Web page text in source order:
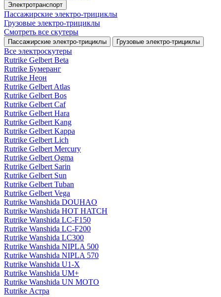
Электротранспорт
Пассажирские электро‑трициклы
Грузовые электро‑трициклы
Смотреть все скутеры
Пассажирские электро‑трициклы Грузовые электро‑трициклы
Все электро­скутеры
Rutrike Gelbert Beta
Rutrike Бумеранг
Rutrike Неон
Rutrike Gelbert Atlas
Rutrike Gelbert Bos
Rutrike Gelbert Caf
Rutrike Gelbert Hara
Rutrike Gelbert Kang
Rutrike Gelbert Kappa
Rutrike Gelbert Lich
Rutrike Gelbert Mercury
Rutrike Gelbert Ogma
Rutrike Gelbert Sarin
Rutrike Gelbert Sun
Rutrike Gelbert Tuban
Rutrike Gelbert Vega
Rutrike Wanshida DOUHAO
Rutrike Wanshida HOT HATCH
Rutrike Wanshida LC-F150
Rutrike Wanshida LC-F200
Rutrike Wanshida LC300
Rutrike Wanshida NIPLA 500
Rutrike Wanshida NIPLA 570
Rutrike Wanshida U1-X
Rutrike Wanshida UM+
Rutrike Wanshida UN MOTO
Rutrike Астра